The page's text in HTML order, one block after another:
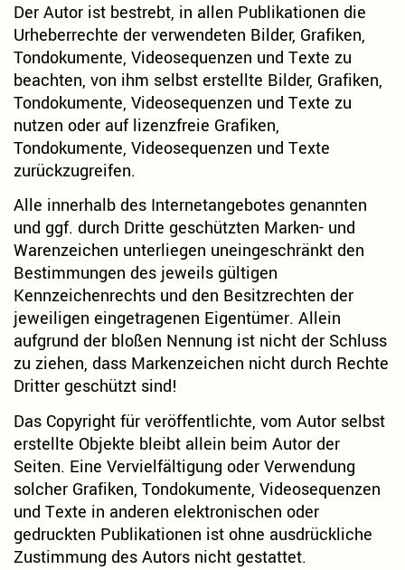
Der Autor ist bestrebt, in allen Publikationen die
Urheberrechte der verwendeten Bilder, Grafiken,
Tondokumente, Videosequenzen und Texte zu
beachten, von ihm selbst erstellte Bilder, Grafiken,
Tondokumente, Videosequenzen und Texte zu
nutzen oder auf lizenzfreie Grafiken,
Tondokumente, Videosequenzen und Texte
zurückzugreifen.
Alle innerhalb des Internetangebotes genannten
und ggf. durch Dritte geschützten Marken- und
Warenzeichen unterliegen uneingeschränkt den
Bestimmungen des jeweils gültigen
Kennzeichenrechts und den Besitzrechten der
jeweiligen eingetragenen Eigentümer. Allein
aufgrund der bloßen Nennung ist nicht der Schluss
zu ziehen, dass Markenzeichen nicht durch Rechte
Dritter geschützt sind!
Das Copyright für veröffentlichte, vom Autor selbst
erstellte Objekte bleibt allein beim Autor der
Seiten. Eine Vervielfältigung oder Verwendung
solcher Grafiken, Tondokumente, Videosequenzen
und Texte in anderen elektronischen oder
gedruckten Publikationen ist ohne ausdrückliche
Zustimmung des Autors nicht gestattet.